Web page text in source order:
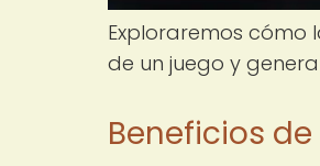
Exploraremos cómo
de un juego y
Beneficios